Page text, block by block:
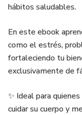
hábitos saludables.
En este ebook
como el estrés,
fortaleciendo tu
exclusivamente de
✨ Ideal para
cuidar su cuerpo y